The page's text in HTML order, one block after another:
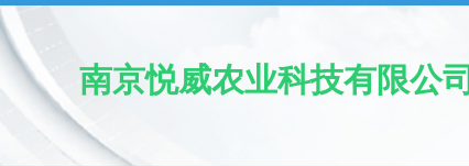
南京悦威农业科技有限公司